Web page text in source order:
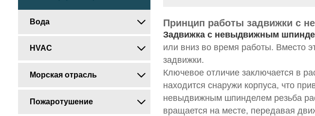
Вода 
HVAC 
Морская отрасль 
Пожаротушение 
Принцип работы задвижки с
Задвижка с невыдвижным
или вниз во время работы. Вместо
задвижки.
Ключевое отличие заключается в
находится снаружи корпуса, что
невыдвижным шпинделем резьба
вращается на месте, передавая